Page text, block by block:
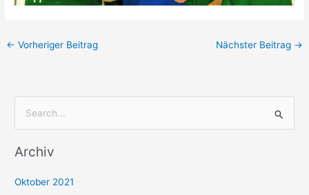
← Vorheriger Beitrag Nächster Beitrag →
c
Archiv
Oktober 2021